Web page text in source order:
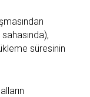
süresinin